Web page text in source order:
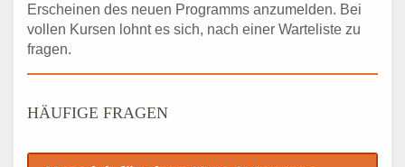
Erscheinen des neuen Programms anzumelden. Bei
vollen Kursen lohnt es sich, nach einer Warteliste zu
fragen.
HÄUFIGE FRAGEN